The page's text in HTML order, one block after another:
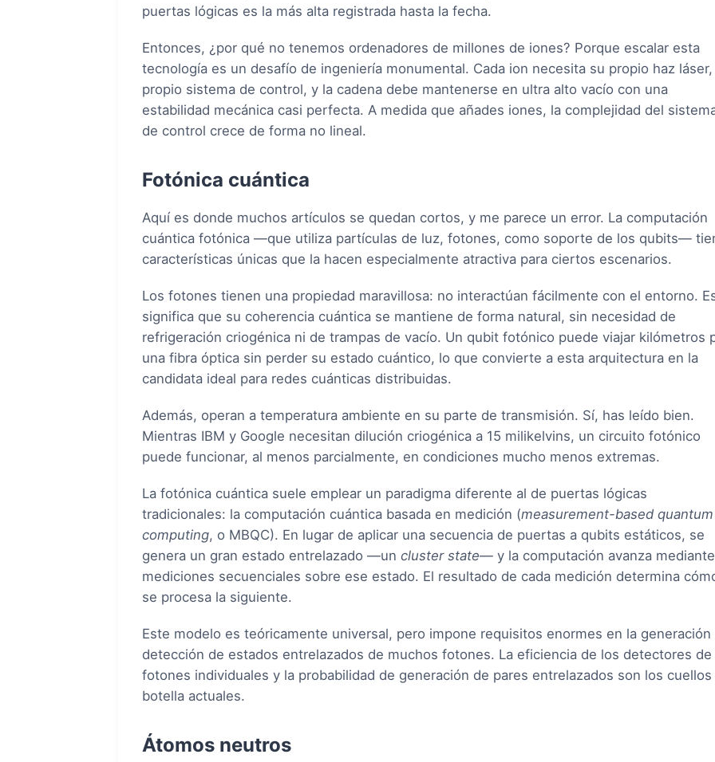
puertas lógicas es la más alta registrada hasta la fecha.
Entonces, ¿por qué no tenemos ordenadores de millones de iones? Porque escalar esta
tecnología es un desafío de ingeniería monumental. Cada ion necesita su propio haz láser,
propio sistema de control, y la cadena debe mantenerse en ultra alto vacío con una
estabilidad mecánica casi perfecta. A medida que añades iones, la complejidad del
de control crece de forma no lineal.
Fotónica cuántica
Aquí es donde muchos artículos se quedan cortos, y me parece un error. La computación
cuántica fotónica —que utiliza partículas de luz, fotones, como soporte de los qubits—
características únicas que la hacen especialmente atractiva para ciertos escenarios.
Los fotones tienen una propiedad maravillosa: no interactúan fácilmente con el entorno.
significa que su coherencia cuántica se mantiene de forma natural, sin necesidad de
refrigeración criogénica ni de trampas de vacío. Un qubit fotónico puede viajar kilómetros
una fibra óptica sin perder su estado cuántico, lo que convierte a esta arquitectura en la
candidata ideal para redes cuánticas distribuidas.
Además, operan a temperatura ambiente en su parte de transmisión. Sí, has leído bien.
Mientras IBM y Google necesitan dilución criogénica a 15 milikelvins, un circuito fotónico
puede funcionar, al menos parcialmente, en condiciones mucho menos extremas.
La fotónica cuántica suele emplear un paradigma diferente al de puertas lógicas
tradicionales: la computación cuántica basada en medición (measurement-based quantum
computing, o MBQC). En lugar de aplicar una secuencia de puertas a qubits estáticos, se
genera un gran estado entrelazado —un cluster state— y la computación avanza mediante
mediciones secuenciales sobre ese estado. El resultado de cada medición determina
se procesa la siguiente.
Este modelo es teóricamente universal, pero impone requisitos enormes en la generación
detección de estados entrelazados de muchos fotones. La eficiencia de los detectores de
fotones individuales y la probabilidad de generación de pares entrelazados son los cuellos
botella actuales.
Átomos neutros